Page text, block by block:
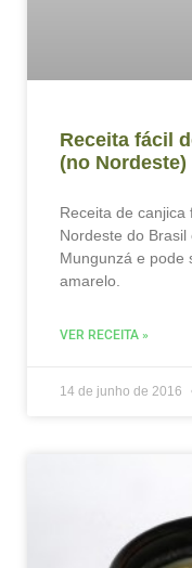
Receita fácil
(no Nordeste)
Receita de canjica
Nordeste do
Mungunzá e pode
amarelo.
VER RECEITA »
14 de junho de 2016